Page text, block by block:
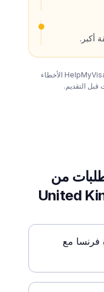
أكبر.
لا يمكن لأي خدمة ضمان قبول التأشيرة. يقلل HelpMyVisa الأخطاء
قبل التقديم.
من
United
فرنسا مع